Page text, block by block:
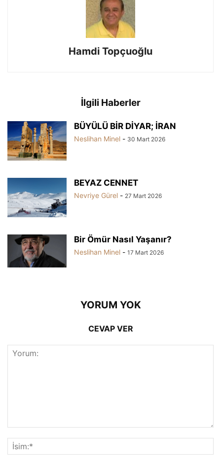
Hamdi Topçuoğlu
İlgili Haberler
BÜYÜLÜ BİR DİYAR; İRAN
Neslihan Minel - 30 Mart 2026
BEYAZ CENNET
Nevriye Gürel - 27 Mart 2026
Bir Ömür Nasıl Yaşanır?
Neslihan Minel - 17 Mart 2026
YORUM YOK
CEVAP VER